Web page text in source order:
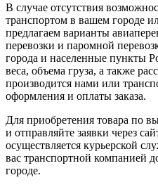
В случае отсутствия
транспортом в вашем городе
предлагаем варианты
перевозки и паромной
города и населенные пункты
веса, объема груза, а также
производится нами или
оформления и оплаты заказа.
Для приобретения товара по
и отправляйте заявки через
осуществляется курьерской
вас транспортной компанией
городе.